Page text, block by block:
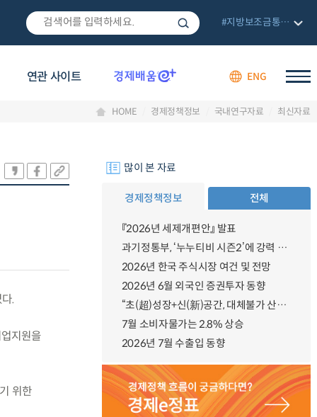
연관 사이트 ENG
#지방보조금통합관리망
HOME 경제정책정보 국내연구자료 최신자료
.
지원을
위한
많이 본 자료
경제정책정보 전체
『2026년 세제개편안』 발표
과기정통부, ‘누누티비 시즌2’에 강력 대응 의지 밝혀
2026년 한국 주식시장 여건 및 전망
2026년 6월 외국인 증권투자 동향
“초(超)성장+신(新)공간, 대체불가 산업강국”
7월 소비자물가는 2.8% 상승
2026년 7월 수출입 동향